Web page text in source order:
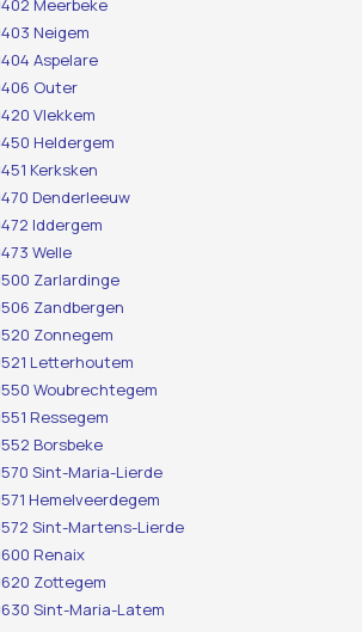
Meerbeke
Neigem
Aspelare
Outer
Vlekkem
Heldergem
Kerksken
Denderleeuw
Iddergem
Welle
Zarlardinge
Zandbergen
Zonnegem
Letterhoutem
Woubrechtegem
Ressegem
Borsbeke
Sint-Maria-Lierde
Hemelveerdegem
Sint-Martens-Lierde
Renaix
Zottegem
Sint-Maria-Latem